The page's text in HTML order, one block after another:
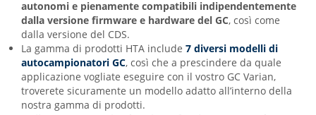
autonomi e pienamente compatibili indipendentemente
dalla versione firmware e hardware del GC, così come
dalla versione del CDS.
La gamma di prodotti HTA include 7 diversi modelli di
autocampionatori GC, così che a prescindere da quale
applicazione vogliate eseguire con il vostro GC Varian,
troverete sicuramente un modello adatto all’interno della
nostra gamma di prodotti.